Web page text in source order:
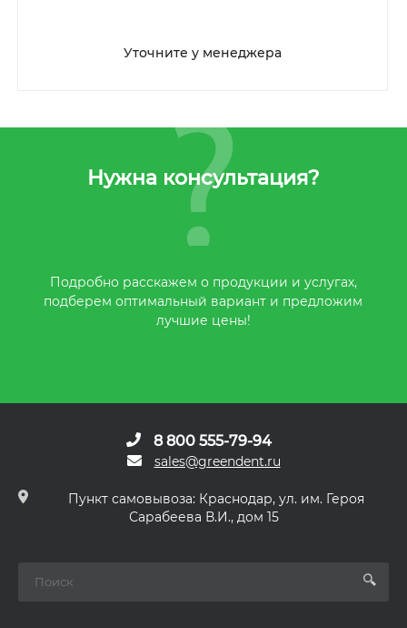
Уточните у менеджера
Нужна консультация?
Подробно расскажем о продукции и услугах,
подберем оптимальный вариант и предложим
лучшие цены!
8 800 555-79-94
sales@greendent.ru
Пункт самовывоза: Краснодар, ул. им. Героя
Сарабеева В.И., дом 15